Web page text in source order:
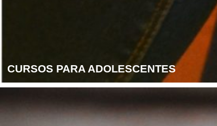
CURSOS PARA ADOLESCENTES